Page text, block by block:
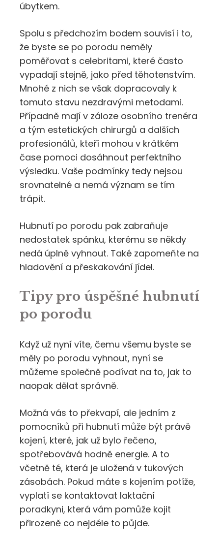
úbytkem.
Spolu s předchozím bodem souvisí i to,
že byste se po porodu neměly
poměřovat s celebritami, které často
vypadají stejně, jako před těhotenstvím.
Mnohé z nich se však dopracovaly k
tomuto stavu nezdravými metodami.
Případně mají v záloze osobního trenéra
a tým estetických chirurgů a dalších
profesionálů, kteří mohou v krátkém
čase pomoci dosáhnout perfektního
výsledku. Vaše podmínky tedy nejsou
srovnatelné a nemá význam se tím
trápit.
Hubnutí po porodu pak zabraňuje
nedostatek spánku, kterému se někdy
nedá úplně vyhnout. Také zapomeňte na
hladovění a přeskakování jídel.
Tipy pro úspěšné hubnutí
po porodu
Když už nyní víte, čemu všemu byste se
měly po porodu vyhnout, nyní se
můžeme společně podívat na to, jak to
naopak dělat správně.
Možná vás to překvapí, ale jedním z
pomocníků při hubnutí může být právě
kojení, které, jak už bylo řečeno,
spotřebovává hodně energie. A to
včetně té, která je uložená v tukových
zásobách. Pokud máte s kojením potíže,
vyplatí se kontaktovat laktační
poradkyni, která vám pomůže kojit
přirozeně co nejdéle to půjde.